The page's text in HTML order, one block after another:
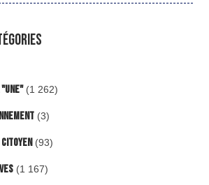
(1 262)
(3)
Citoyen (93)
(1 167)